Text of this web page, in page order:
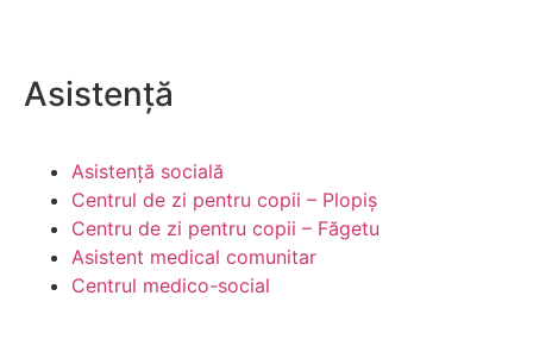
Asistență
Asistență socială
Centrul de zi pentru copii – Plopiș
Centru de zi pentru copii – Făgetu
Asistent medical comunitar
Centrul medico-social